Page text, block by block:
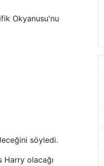
Okyanusu'nu
söyledi.
Harry olacağı